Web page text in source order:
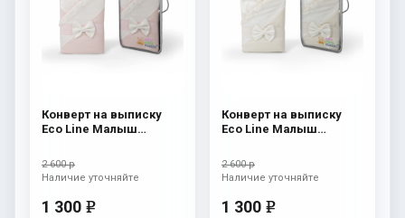
Конверт на выписку
Eco Line Малыш
2 600 р
1 300 e
Наличие уточняйте
Конверт на выписку
Eco Line Малыш
2 600 р
1 300 e
Наличие уточняйте